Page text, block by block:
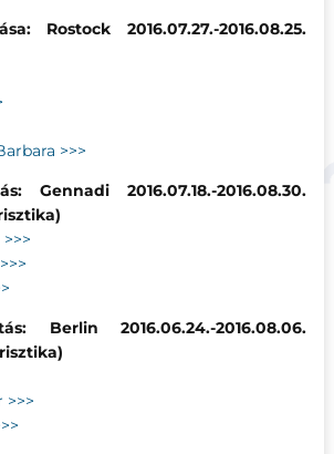
Rostock 2016.07.27.-2016.08.25.
>>>
Gennadi 2016.07.18.-2016.08.30.
Berlin 2016.06.24.-2016.08.06.
>>>